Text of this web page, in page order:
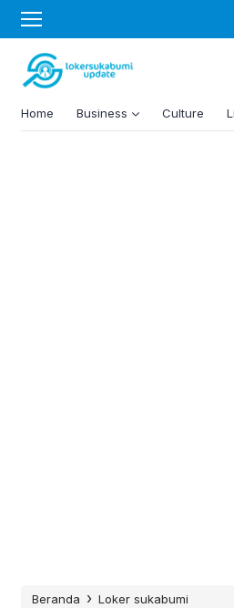
Home Business Culture
Beranda › Loker sukabumi